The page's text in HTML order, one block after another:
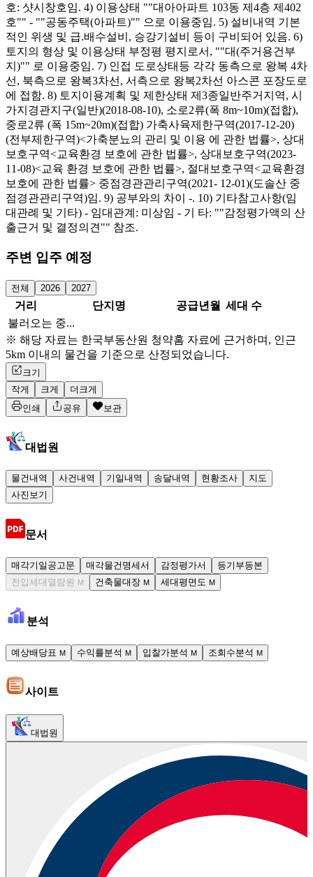
호: 샷시창호임. 4) 이용상태 ""대아아파트 103동 제4층 제402
호"" - ""공동주택(아파트)"" 으로 이용중임. 5) 설비내역 기본
적인 위생 및 급.배수설비, 승강기설비 등이 구비되어 있음. 6)
토지의 형상 및 이용상태 부정평 평지로서, ""대(주거용건부
지)"" 로 이용중임. 7) 인접 도로상태등 각각 동측으로 왕복 4차
선, 북측으로 왕복3차선, 서측으로 왕복2차선 아스콘 포장도로
에 접함. 8) 토지이용계획 및 제한상태 제3종일반주거지역, 시
가지경관지구(일반)(2018-08-10), 소로2류(폭 8m~10m)(접합),
중로2류 (폭 15m~20m)(접합) 가축사육제한구역(2017-12-20)
(전부제한구역)<가축분뇨의 관리 및 이용 에 관한 법률>, 상대
보호구역<교육환경 보호에 관한 법률>, 상대보호구역(2023-
11-08)<교육 환경 보호에 관한 법률>, 절대보호구역<교육환경
보호에 관한 법률> 중점경관관리구역(2021- 12-01)(도솔산 중
점경관관리구역)임. 9) 공부와의 차이 -. 10) 기타참고사항(임
대관례 및 기타) - 임대관계: 미상임 - 기 타: ""감정평가액의 산
출근거 및 결정의견"" 참조.
주변 입주 예정
전체 2026 2027
거리 단지명 공급년월 세대 수
불러오는 중...
※ 해당 자료는 한국부동산원 청약홈 자료에 근거하며, 인근
5km 이내의 물건을 기준으로 산정되었습니다.
크기
작게
크게
더크게
인쇄
공유 보관
대법원
물건내역 사건내역 기일내역 송달내역 현황조사
지도
사진보기
문서
매각기일공고문 매각물건명세서 감정평가서
등기부등본
전입세대열람원
M 건축물대장 M 세대평면도 M
분석
예상배당표 M 수익률분석 M 입찰가분석 M 조회수분석 M
사이트
대법원